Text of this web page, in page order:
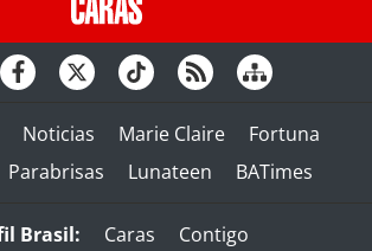
Noticias Marie Claire
Fortuna
Parabrisas Lunateen BATimes
Brasil: Caras Contigo